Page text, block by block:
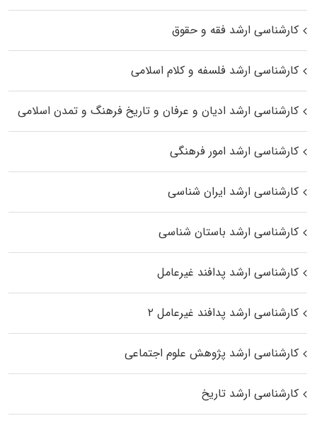
کارشناسی ارشد فقه و حقوق
کارشناسی ارشد فلسفه و کلام اسلامی
کارشناسی ارشد ادیان و عرفان و تاریخ فرهنگ و تمدن اسلامی
کارشناسی ارشد امور فرهنگی
کارشناسی ارشد ایران شناسی
کارشناسی ارشد باستان شناسی
کارشناسی ارشد پدافند غیرعامل
کارشناسی ارشد پدافند غیرعامل ۲
کارشناسی ارشد پژوهش علوم اجتماعی
کارشناسی ارشد تاریخ